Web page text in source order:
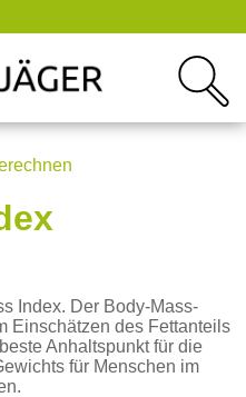
Index. Der Body-Mass-
Einschätzen des Fettanteils
Anhaltspunkt für die
für Menschen im